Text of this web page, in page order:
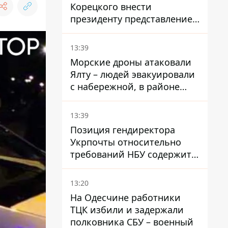
Корецкого внести
президенту представление
на увольнение властелина
Троещины Бахматова
13:39
Морские дроны атаковали
Ялту – людей эвакуировали
с набережной, в районе
порта сообщают о пожаре
13:39
Позиция гендиректора
Укрпочты относительно
требований НБУ содержит
серьезные нестыковки –
депутат Ольга Василевская-
13:20
На Одесчине работники
ТЦК избили и задержали
полковника СБУ – военный